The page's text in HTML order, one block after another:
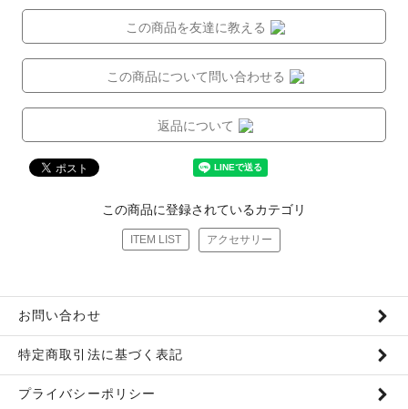
この商品を友達に教える
この商品について問い合わせる
返品について
この商品に登録されているカテゴリ
ITEM LIST アクセサリー
お問い合わせ
特定商取引法に基づく表記
プライバシーポリシー